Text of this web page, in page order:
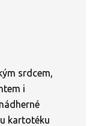
srdcem,
i
kartotéku